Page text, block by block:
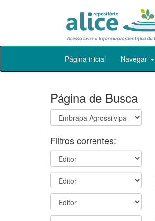
Skip
Página inicial Navegar
Página de Busca
Filtros correntes: